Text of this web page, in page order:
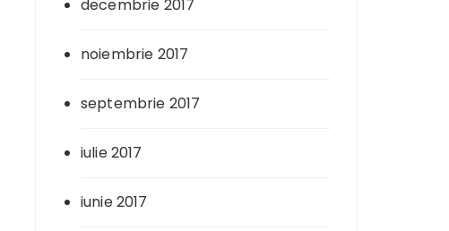
decembrie 2017
noiembrie 2017
septembrie 2017
iulie 2017
iunie 2017